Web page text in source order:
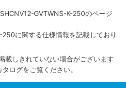
GVTWNS-K-250のページ
に関する仕様情報を記載しており
載しきれていない場合がございます
タログをご覧ください。